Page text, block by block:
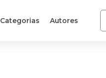
Categorias Autores